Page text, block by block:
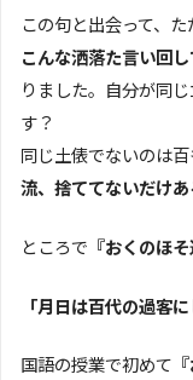
この句と出会って、た
こんな洒落た言い回
りました。自分が同
す？
同じ土俵でないのは
流、捨ててないだけあ
ところで 『おくのほそ
「月日は百代の過客
国語の授業で初めて